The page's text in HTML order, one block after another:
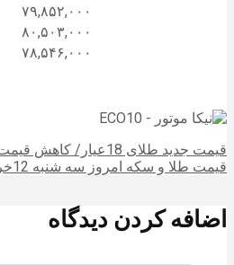
۷۹,۸۵۲,۰۰۰
۸۰,۵۰۳,۰۰۰
۷۸,۵۴۶,۰۰۰
قیمت جدید طلای 18عیار/ کاهش قیمت ادامه دارد + جدول
قیمت طلا و سکه امروز سه شنبه 12خرداد 1405/ افزایش همه قیمت ها + جدول و جزئیات کامل
اضافه کردن دیدگاه